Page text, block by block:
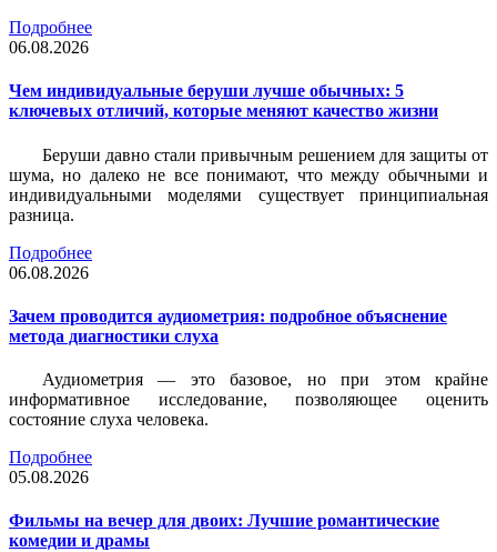
Подробнее
06.08.2026
Чем индивидуальные беруши лучше обычных: 5
ключевых отличий, которые меняют качество жизни
Беруши давно стали привычным решением для защиты от
шума, но далеко не все понимают, что между обычными и
индивидуальными моделями существует принципиальная
разница.
Подробнее
06.08.2026
Зачем проводится аудиометрия: подробное объяснение
метода диагностики слуха
Аудиометрия — это базовое, но при этом крайне
информативное исследование, позволяющее оценить
состояние слуха человека.
Подробнее
05.08.2026
Фильмы на вечер для двоих: Лучшие романтические
комедии и драмы